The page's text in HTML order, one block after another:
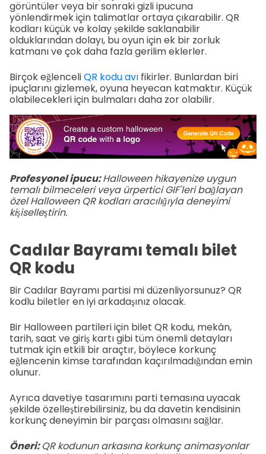
görüntüler veya bir sonraki gizli ipucuna
yönlendirmek için talimatlar ortaya çıkarabilir. QR
kodları küçük ve kolay şekilde saklanabilir
olduklarından dolayı, bu oyun için ek bir zorluk
katmanı ve çok daha fazla gerilim eklerler.
Birçok eğlenceliQR kodu avı fikirler. Bunlardan biri
ipuçlarını gizlemek, oyuna heyecan katmaktır. Küçük
olabilecekleri için bulmaları daha zor olabilir.
Profesyonel ipucu:Halloween hikayenize uygun
temalı bilmeceleri veya ürpertici GIF'leri bağlayan
özel Halloween QR kodları aracılığıyla deneyimi
kişiselleştirin.
Cadılar Bayramı temalı bilet
QR kodu
Bir Cadılar Bayramı partisi mi düzenliyorsunuz? QR
kodlu biletler en iyi arkadaşınız olacak.
Bir Halloween partileri için bilet QR kodu, mekân,
tarih, saat ve giriş kartı gibi tüm önemli detayları
tutmak için etkili bir araçtır, böylece korkunç
eğlencenin kimse tarafından kaçırılmadığından emin
olunur.
Ayrıca davetiye tasarımını parti temasına uyacak
şekilde özelleştirebilirsiniz, bu da davetin kendisinin
korkunç deneyimin bir parçası olmasını sağlar.
Öneri:QR kodunun arkasına korkunç animasyonlar